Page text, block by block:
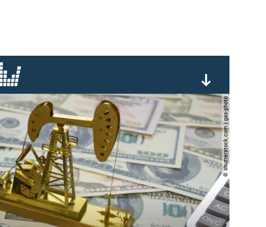
© shutterstock.com | gas-photo